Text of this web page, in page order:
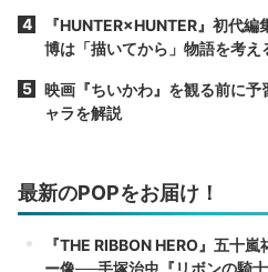
『HUNTER×HUNTER』初代
博は「描いてから」物語を考え
映画『ちいかわ』を観る前に
ャラを解説
最新のPOPをお届け！
『THE RIBBON HERO』五十
ー像──手塚治虫『リボンの騎